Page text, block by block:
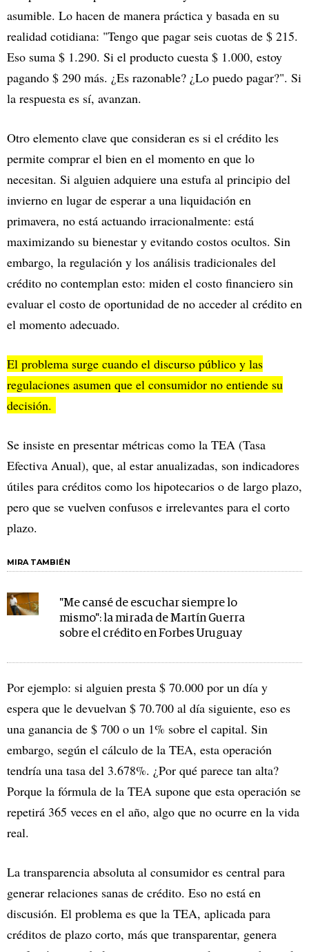
asumible. Lo hacen de manera práctica y basada en su
realidad cotidiana: "Tengo que pagar seis cuotas de $ 215.
Eso suma $ 1.290. Si el producto cuesta $ 1.000, estoy
pagando $ 290 más. ¿Es razonable? ¿Lo puedo pagar?". Si
la respuesta es sí, avanzan.
Otro elemento clave que consideran es si el crédito les
permite comprar el bien en el momento en que lo
necesitan. Si alguien adquiere una estufa al principio del
invierno en lugar de esperar a una liquidación en
primavera, no está actuando irracionalmente: está
maximizando su bienestar y evitando costos ocultos. Sin
embargo, la regulación y los análisis tradicionales del
crédito no contemplan esto: miden el costo financiero sin
evaluar el costo de oportunidad de no acceder al crédito en
el momento adecuado.
El problema surge cuando el discurso público y las
regulaciones asumen que el consumidor no entiende su
decisión.
Se insiste en presentar métricas como la TEA (Tasa
Efectiva Anual), que, al estar anualizadas, son indicadores
útiles para créditos como los hipotecarios o de largo plazo,
pero que se vuelven confusos e irrelevantes para el corto
plazo.
MIRA TAMBIÉN
"Me cansé de escuchar siempre lo
mismo": la mirada de Martín Guerra
sobre el crédito en Forbes Uruguay
Por ejemplo: si alguien presta $ 70.000 por un día y
espera que le devuelvan $ 70.700 al día siguiente, eso es
una ganancia de $ 700 o un 1% sobre el capital. Sin
embargo, según el cálculo de la TEA, esta operación
tendría una tasa del 3.678%. ¿Por qué parece tan alta?
Porque la fórmula de la TEA supone que esta operación se
repetirá 365 veces en el año, algo que no ocurre en la vida
real.
La transparencia absoluta al consumidor es central para
generar relaciones sanas de crédito. Eso no está en
discusión. El problema es que la TEA, aplicada para
créditos de plazo corto, más que transparentar, genera